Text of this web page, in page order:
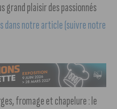
grand plaisir des passionnés
dans notre article (suivre notre
fromage et chapelure : le